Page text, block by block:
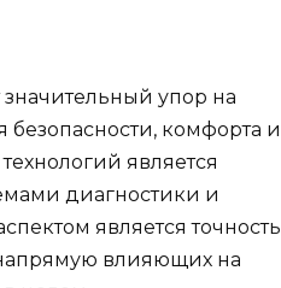
упор на
комфорта и
является
диагностики и
является точность
влияющих на